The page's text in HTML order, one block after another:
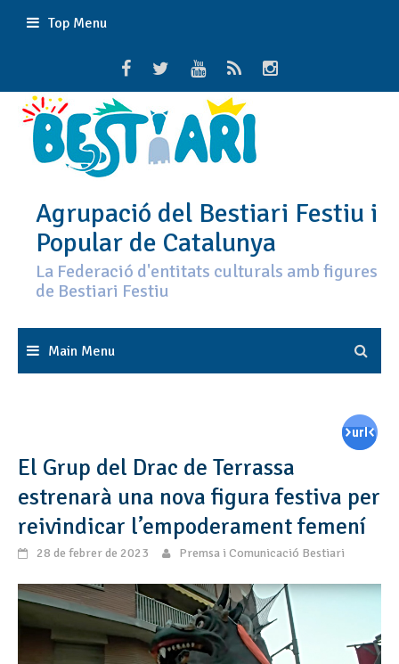
Top Menu
Agrupació del Bestiari Festiu i
Popular de Catalunya
La Federació d'entitats culturals amb figures
de Bestiari Festiu
Main Menu
El Grup del Drac de Terrassa
estrenarà una nova figura festiva per
reivindicar l’empoderament femení
28 de febrer de 2023 Premsa i Comunicació Bestiari